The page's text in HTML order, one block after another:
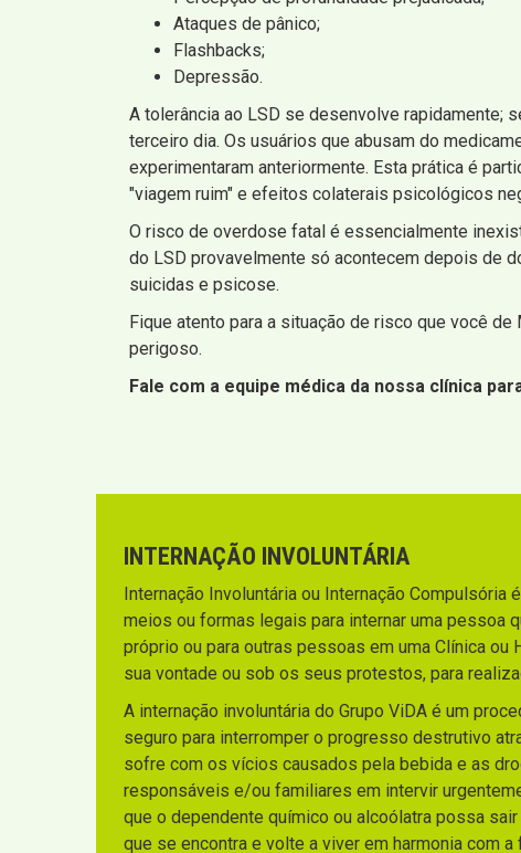
Ataques de pânico;
Flashbacks;
Depressão.
A tolerância ao LSD se desenvolve rapidamente;
terceiro dia. Os usuários que abusam do
experimentaram anteriormente. Esta prática é
"viagem ruim" e efeitos colaterais psicológicos
O risco de overdose fatal é essencialmente
do LSD provavelmente só acontecem depois de
suicidas e psicose.
Fique atento para a situação de risco que você
perigoso.
Fale com a equipe médica da nossa clínica
INTERNAÇÃO INVOLUNTÁRIA
Internação Involuntária ou Internação Compulsória
meios ou formas legais para internar uma pessoa
próprio ou para outras pessoas em uma Clínica ou
sua vontade ou sob os seus protestos, para
A internação involuntária do Grupo ViDA é um
seguro para interromper o progresso destrutivo
sofre com os vícios causados pela bebida e as
responsáveis e/ou familiares em intervir
que o dependente químico ou alcoólatra possa
que se encontra e volte a viver em harmonia com